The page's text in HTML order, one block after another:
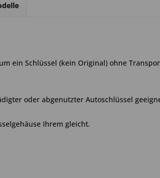
ein Schlüssel (kein Original) ohne
oder abgenutzter Autoschlüssel
Ihrem gleicht.